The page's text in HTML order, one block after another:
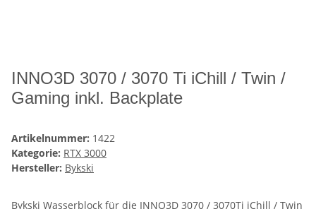
INNO3D 3070 / 3070 Ti iChill / Twin /
Gaming inkl. Backplate
Artikelnummer: 1422
Kategorie: RTX 3000
Hersteller: Bykski
Bykski Wasserblock für die INNO3D 3070 / 3070Ti iChill / Twin